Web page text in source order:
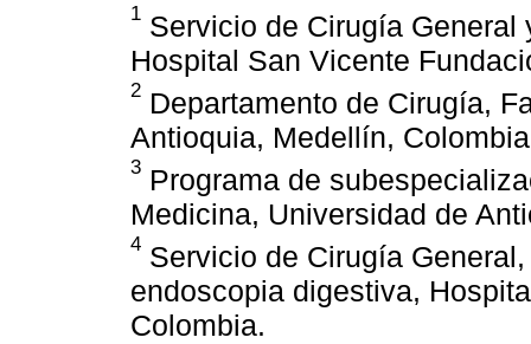
1 Servicio de Cirugía
Hospital San Vicente
2 Departamento de Cirugía,
Antioquia, Medellín,
3 Programa de
Medicina, Universidad de
4 Servicio de Cirugía
endoscopia digestiva,
Colombia.